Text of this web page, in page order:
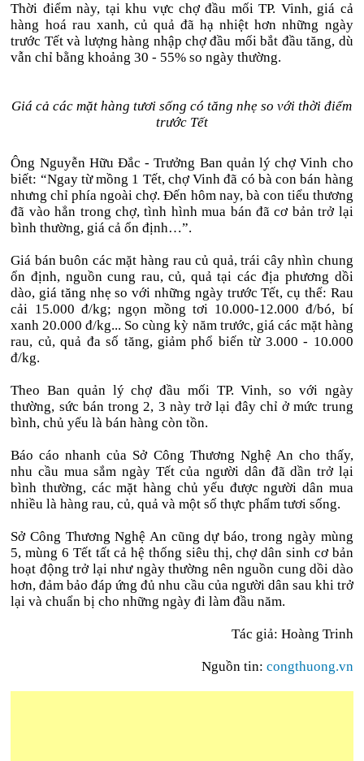
Thời điểm này, tại khu vực chợ đầu mối TP. Vinh, giá cả
hàng hoá rau xanh, củ quả đã hạ nhiệt hơn những ngày
trước Tết và lượng hàng nhập chợ đầu mối bắt đầu tăng, dù
vẫn chỉ bằng khoảng 30 - 55% so ngày thường.
Giá cả các mặt hàng tươi sống có tăng nhẹ so với thời điểm
trước Tết
Ông Nguyễn Hữu Đắc - Trưởng Ban quản lý chợ Vinh cho
biết: “Ngay từ mồng 1 Tết, chợ Vinh đã có bà con bán hàng
nhưng chỉ phía ngoài chợ. Đến hôm nay, bà con tiểu thương
đã vào hẳn trong chợ, tình hình mua bán đã cơ bản trở lại
bình thường, giá cả ổn định…”.
Giá bán buôn các mặt hàng rau củ quả, trái cây nhìn chung
ổn định, nguồn cung rau, củ, quả tại các địa phương dồi
dào, giá tăng nhẹ so với những ngày trước Tết, cụ thể: Rau
cải 15.000 đ/kg; ngọn mồng tơi 10.000-12.000 đ/bó, bí
xanh 20.000 đ/kg... So cùng kỳ năm trước, giá các mặt hàng
rau, củ, quả đa số tăng, giảm phổ biến từ 3.000 - 10.000
đ/kg.
Theo Ban quản lý chợ đầu mối TP. Vinh, so với ngày
thường, sức bán trong 2, 3 này trở lại đây chỉ ở mức trung
bình, chủ yếu là bán hàng còn tồn.
Báo cáo nhanh của Sở Công Thương Nghệ An cho thấy,
nhu cầu mua sắm ngày Tết của người dân đã dần trở lại
bình thường, các mặt hàng chủ yếu được người dân mua
nhiều là hàng rau, củ, quả và một số thực phẩm tươi sống.
Sở Công Thương Nghệ An cũng dự báo, trong ngày mùng
5, mùng 6 Tết tất cả hệ thống siêu thị, chợ dân sinh cơ bản
hoạt động trở lại như ngày thường nên nguồn cung dồi dào
hơn, đảm bảo đáp ứng đủ nhu cầu của người dân sau khi trở
lại và chuẩn bị cho những ngày đi làm đầu năm.
Tác giả: Hoàng Trinh
Nguồn tin: congthuong.vn